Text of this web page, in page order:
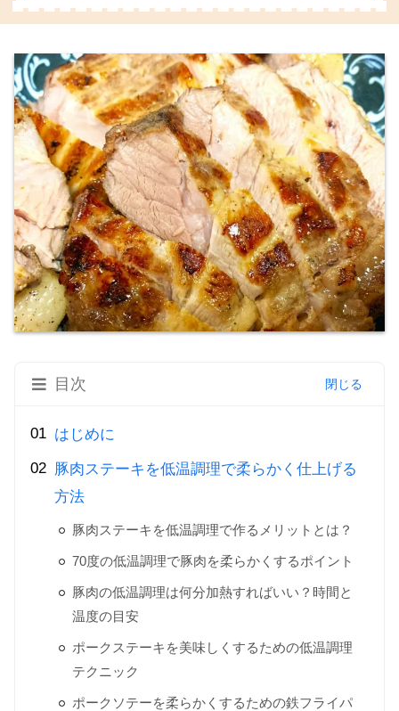
目次
はじめに
豚肉ステーキを低温調理で柔らかく仕上げる
方法
豚肉ステーキを低温調理で作るメリットとは？
70度の低温調理で豚肉を柔らかくするポイント
豚肉の低温調理は何分加熱すればいい？時間と
温度の目安
ポークステーキを美味しくするための低温調理
テクニック
ポークソテーを柔らかくするための鉄フライパ